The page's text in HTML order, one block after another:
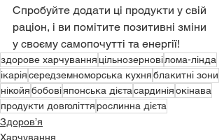
Спробуйте додати ці продукти у свій
раціон, і ви помітите позитивні зміни
у своєму самопочутті та енергії!
здорове харчування цільнозерновілома-лінда
ікаріясередземноморська кухняблакитні зони
нікойябобовіяпонська дієтасардиніяокінава
продукти довголіттярослинна дієта
Здоров’я
Харчування